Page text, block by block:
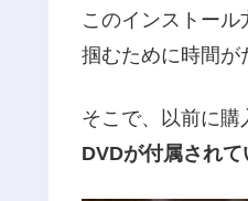
このインストー
掴むために時間が
そこで、以前に購
DVDが付属されて